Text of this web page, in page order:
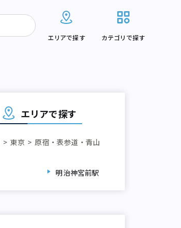
エリアで探す カテゴリで探す
エリアで探す
東京
原宿・表参道・青山
明治神宮前駅